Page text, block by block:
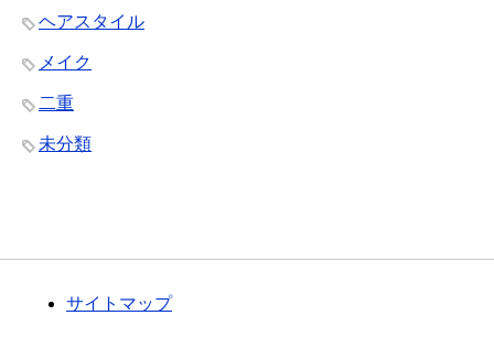
ヘアスタイル
メイク
二重
未分類
サイトマップ